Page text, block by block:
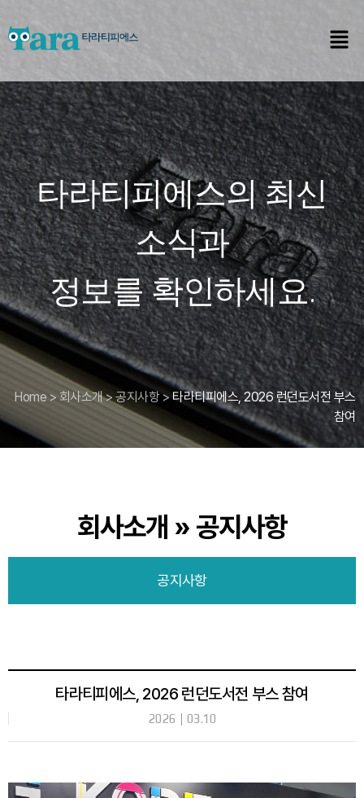
타라티피에스의 최신
소식과
정보를 확인하세요.
Home > 회사소개>공지사항> 타라티피에스, 2026 런던도서전 부스
참여
회사소개 » 공지사항
공지사항
타라티피에스, 2026 런던도서전 부스 참여
2026 03.10